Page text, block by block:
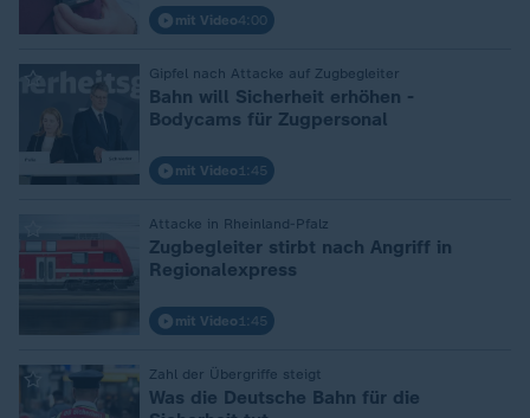
mit Video4:00
Gipfel nach Attacke auf Zugbegleiter
Bahn will Sicherheit erhöhen -
Bodycams für Zugpersonal
mit Video 1:45
Attacke in Rheinland-Pfalz
Zugbegleiter stirbt nach Angriff in
Regionalexpress
mit Video 1:45
Zahl der Übergriffe steigt
Was die Deutsche Bahn für die